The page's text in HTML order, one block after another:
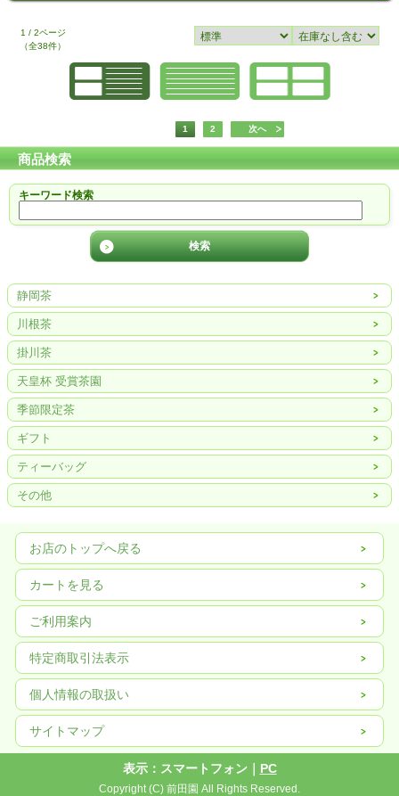
1 / 2ページ
（全38件）
1 2 次へ
商品検索
キーワード検索
静岡茶
川根茶
掛川茶
天皇杯 受賞茶園
季節限定茶
ギフト
ティーバッグ
その他
お店のトップへ戻る
カートを見る
ご利用案内
特定商取引法表示
個人情報の取扱い
サイトマップ
表示：スマートフォン｜ PC
Copyright (C) 前田園 All Rights Reserved.